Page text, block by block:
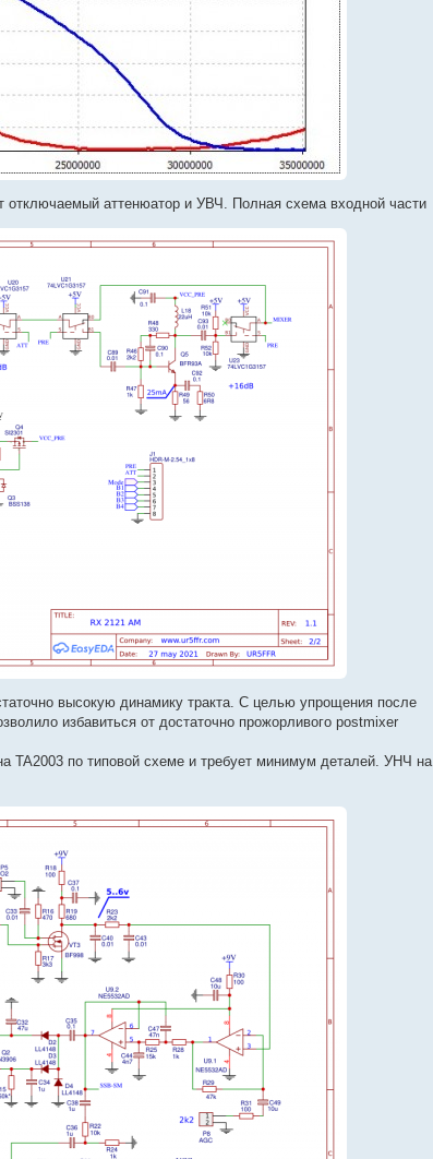
аттенюатор и УВЧ. Полная схема входной части
высокую динамику тракта. С целью упрощения после
избавиться от достаточно прожорливого postmixer
TA2003 по типовой схеме и требует минимум деталей. УНЧ на